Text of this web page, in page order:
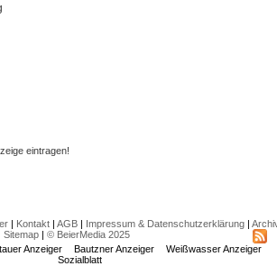
eintragen!
| Kontakt| AGB| Impressum & Datenschutzerklärung|
Sitemap| © BeierMedia 2025
Anzeiger Bautzner Anzeiger
Weißwasser Anzeiger
Sozialblatt